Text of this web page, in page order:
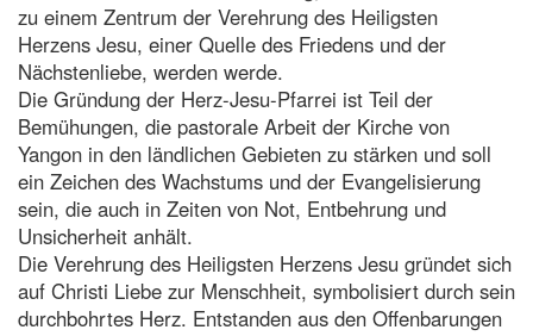
zu einem Zentrum der Verehrung des Heiligsten
Herzens Jesu, einer Quelle des Friedens und der
Nächstenliebe, werden werde.
Die Gründung der Herz-Jesu-Pfarrei ist Teil der
Bemühungen, die pastorale Arbeit der Kirche von
Yangon in den ländlichen Gebieten zu stärken und soll
ein Zeichen des Wachstums und der Evangelisierung
sein, die auch in Zeiten von Not, Entbehrung und
Unsicherheit anhält.
Die Verehrung des Heiligsten Herzens Jesu gründet sich
auf Christi Liebe zur Menschheit, symbolisiert durch sein
durchbohrtes Herz. Entstanden aus den Offenbarungen